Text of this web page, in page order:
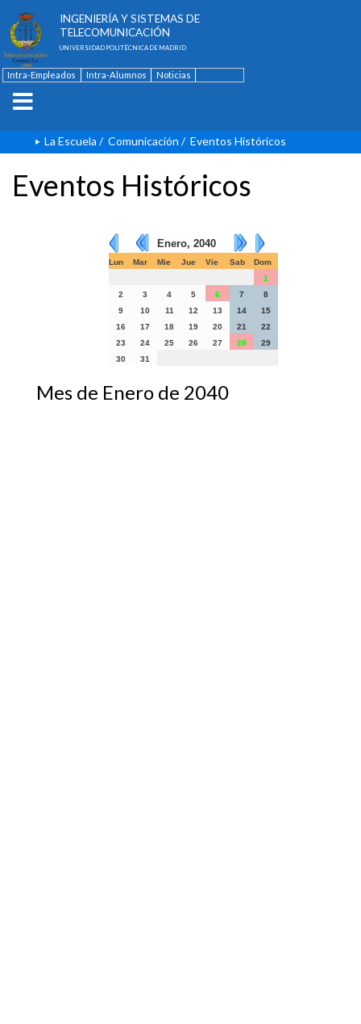
INGENIERÍA Y SISTEMAS DE
TELECOMUNICACIÓN
UNIVERSIDAD POLITÉCNICA DE MADRID
Intra-Empleados Intra-Alumnos
Noticias
La Escuela / Comunicación / Eventos Históricos
Eventos Históricos
Enero, 2040
Lun Mar Mie Jue Vie Sab
Dom
1
2
3 4 5 6 7
8
9
10 11 12 13 14
15
16
17 18 19 20 21
22
23
24 25 26 27 28
29
30
31
Mes de Enero de 2040